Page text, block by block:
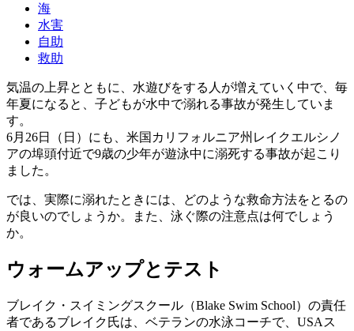
海
水害
自助
救助
気温の上昇とともに、水遊びをする人が増えていく中で、毎
年夏になると、子どもが水中で溺れる事故が発生していま
す。
6月26日（日）にも、米国カリフォルニア州レイクエルシノ
アの埠頭付近で9歳の少年が遊泳中に溺死する事故が起こり
ました。
では、実際に溺れたときには、どのような救命方法をとるの
が良いのでしょうか。また、泳ぐ際の注意点は何でしょう
か。
ウォームアップとテスト
ブレイク・スイミングスクール（Blake Swim School）の責任
者であるブレイク氏は、ベテランの水泳コーチで、USAス